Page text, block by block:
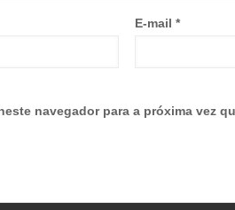
E-mail *
navegador para a próxima vez